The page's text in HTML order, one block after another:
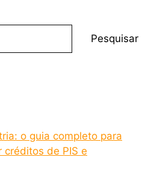
Pesquisar
o guia completo para
créditos de PIS e